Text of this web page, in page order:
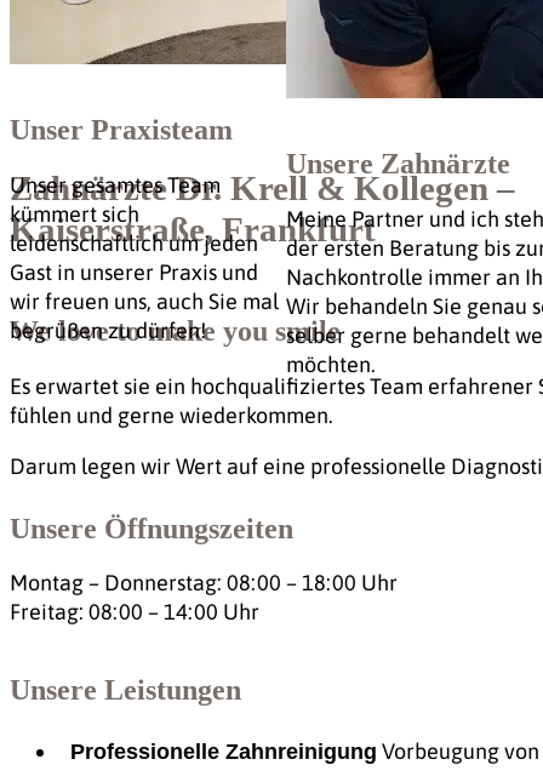
Unser Praxisteam
Unser gesamtes Team
kümmert sich
leidenschaftlich um jeden
Gast in unserer Praxis und
wir freuen uns, auch Sie mal
begrüßen zu dürfen!
Unsere Zahnärzte
Meine Partner und ich
der ersten Beratung bis
Nachkontrolle immer an
Wir behandeln Sie genau
selber gerne behandelt
möchten.
Zahnärzte Dr. Krell & Kollegen –
Kaiserstraße, Frankfurt
We love to make you smile
Es erwartet sie ein hochqualifiziertes Team erfahrener
fühlen und gerne wiederkommen.
Darum legen wir Wert auf eine professionelle
Unsere Öffnungszeiten
Montag – Donnerstag: 08:00 – 18:00 Uhr
Freitag: 08:00 – 14:00 Uhr
Unsere Leistungen
Professionelle Zahnreinigung Vorbeugung